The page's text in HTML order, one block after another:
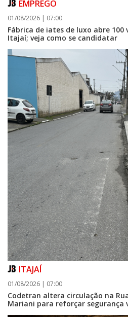
EMPREGO
01/08/2026 | 07:00
Fábrica de iates de luxo abre 100
Itajaí; veja como se candidatar
ITAJAÍ
01/08/2026 | 07:00
Codetran altera circulação na
Mariani para reforçar segurança